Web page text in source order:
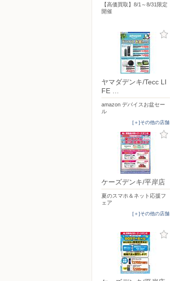
【高価買取】8/1～8/31限定
開催
ヤマダデンキ/Tecc LI
FE …
amazon デバイスお盆セー
ル
[＋]その他の店舗
ケーズデンキ/平岸店
夏のスマホ＆ネット応援フ
ェア
[＋]その他の店舗